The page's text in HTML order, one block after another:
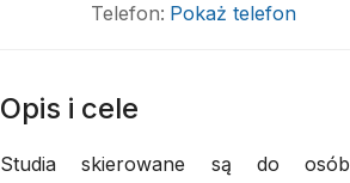
Telefon: Pokaż telefon
Opis i cele
Studia skierowane są do osób